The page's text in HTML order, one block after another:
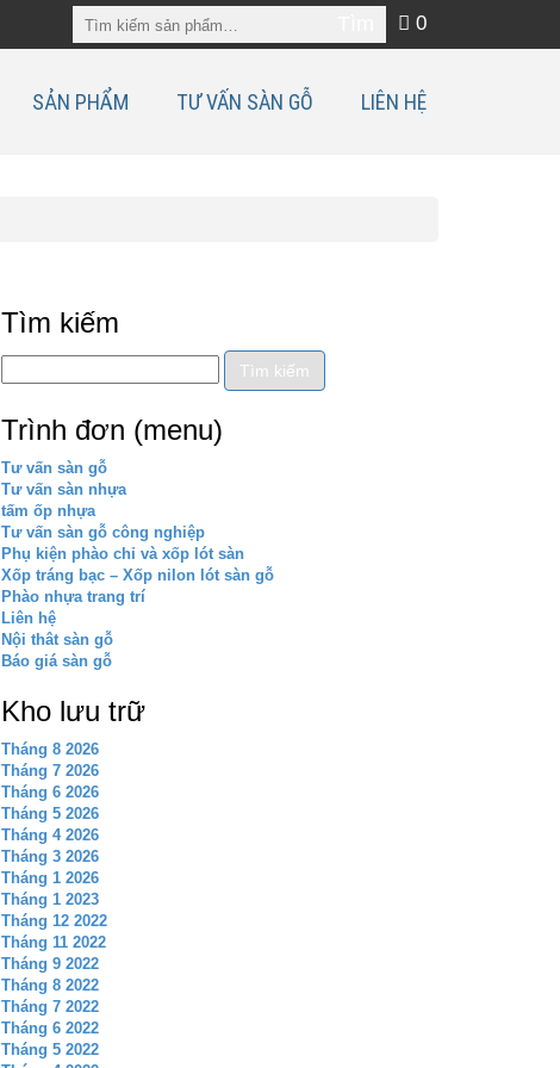
0
SẢN PHẨM TƯ VẤN SÀN GỖ LIÊN HỆ
Tìm kiếm
Trình đơn (menu)
Tư vấn sàn gỗ
Tư vấn sàn nhựa
tấm ốp nhựa
Tư vấn sàn gỗ công nghiệp
Phụ kiện phào chỉ và xốp lót sàn
Xốp tráng bạc – Xốp nilon lót sàn gỗ
Phào nhựa trang trí
Liên hệ
Nội thât sàn gỗ
Báo giá sàn gỗ
Kho lưu trữ
Tháng 8 2026
Tháng 7 2026
Tháng 6 2026
Tháng 5 2026
Tháng 4 2026
Tháng 3 2026
Tháng 1 2026
Tháng 1 2023
Tháng 12 2022
Tháng 11 2022
Tháng 9 2022
Tháng 8 2022
Tháng 7 2022
Tháng 6 2022
Tháng 5 2022